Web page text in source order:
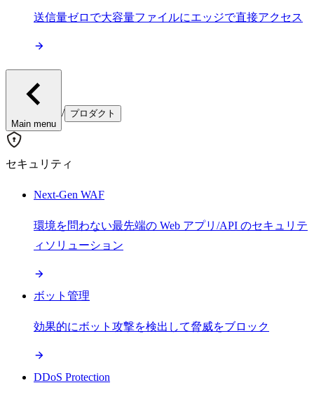
送信量ゼロで大容量ファイルにエッジで直接アクセス
Main menu
/ プロダクト
セキュリティ
Next-Gen WAF
環境を問わない最先端の Web アプリ/API のセキュリテ
ィソリューション
ボット管理
効果的にボット攻撃を検出して脅威をブロック
DDoS Protection